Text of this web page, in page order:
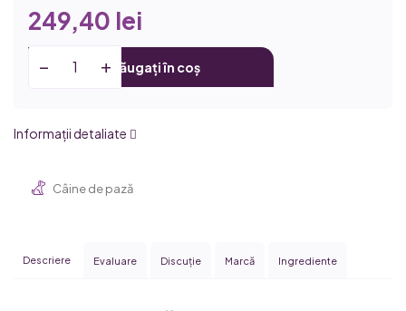
249,40 lei
Adăugați în coș
Informaţii detaliate
Câine de pază
Descriere Evaluare Discuţie Marcă Ingrediente